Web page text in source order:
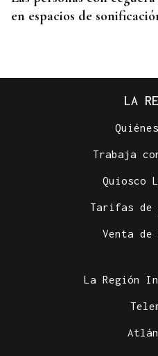
en espacios de
Amoeiro celebra este
"Xornadas de Deporte"
LA
Trabaja
Quiosco
Tarifas de
Venta de
La Región